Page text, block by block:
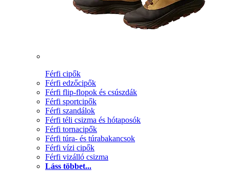
Férfi cipők
Férfi edzőcipők
Férfi flip-flopok és csúszdák
Férfi sportcipők
Férfi szandálok
Férfi téli csizma és hótaposók
Férfi tornacipők
Férfi túra- és túrabakancsok
Férfi vízi cipők
Férfi vizálló csizma
Láss többet...